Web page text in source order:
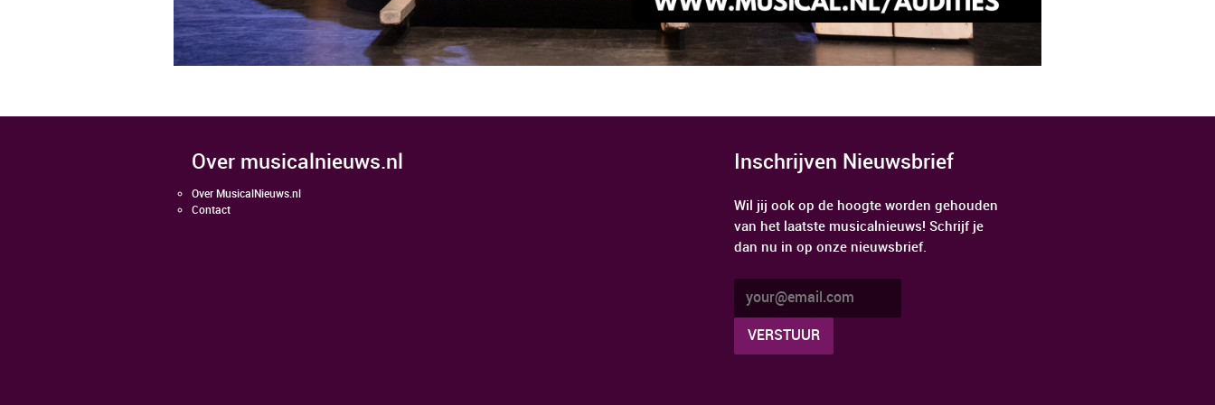
over musicalnieuws.nl
Over MusicalNieuws.nl
Contact
Inschrijven Nieuwsbrief
Wil jij ook op de hoogte worden gehouden
van het laatste musicalnieuws! Schrijf je
dan nu in op onze nieuwsbrief.